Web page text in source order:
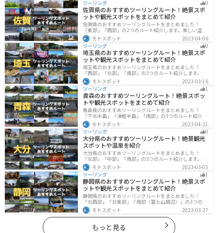
ツーリング 0
佐賀県のおすすめツーリングルート！絶景スポ
ットや観光スポットをまとめて紹介
佐賀県のおすすめツーリングルートをまとめました！
「東部」「西部」の2つのルート紹介します。美しい温泉
地や古墳群、歴史ある城や神社仏閣など、バイクツーリ
ングに適したスポットが多数存在し、様々な楽しみ方が
できます。バイクで佐賀県にツーリングに行く際は参考
にしてください。
モトスポット
2023-04-06
ツーリング
0
埼玉県のおすすめツーリングルート！絶景スポ
ットや観光スポットをまとめて紹介
埼玉県のおすすめツーリングルートをまとめました！
「西部」「北部」「南部」の3つのルート紹介します。自
然豊かな西側と街中の東側で違った楽しみ方ができま
す。バイクで埼玉県にツーリングに行く際は参考にして
ください。
モトスポット
2023-03-16
ツーリング
1
青森のおすすめツーリングルート！絶景スポッ
トや観光スポットをまとめて紹介
青森県のおすすめツーリングルートをまとめました！
「下北半島」「津軽半島」「南部」の3つのルート紹介し
ます。自然に恵まれた風光明媚な景色や歴史文化に触れ
られる観光スポットが多くあります。バイクで青森県に
ツーリングに行く際は参考にしてください。
モトスポット
2023-04-21
ツーリング
0
大分県のおすすめツーリングルート！絶景観光
スポットや温泉を紹介
大分県のおすすめツーリングルートをまとめました！
「北部」「中部」「南部」の3つのルート紹介します。阿
蘇の雄大な自然を満喫できるスポットや温泉を満喫する
ツーリングができます。バイクで大分県にツーリングに
行く際は参考にしてください。
モトスポット
2023-03-05
ツーリング
1
静岡県のおすすめツーリングルート！絶景スポ
ットや観光スポットをまとめて紹介
静岡県のおすすめツーリングルートをまとめました！
「北西部」「北東部」「南部（富士山周辺）」の3つのル
ート紹介します。富士山を中心に自然豊かな景色や食事
を楽しめるスポットが多数あります。バイクで静岡県に
ツーリングに行く際は参考にしてください。
モトスポット 2023-03-27
もっと見る